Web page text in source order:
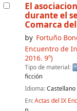
El
durante el
Comarca
by Fortuño
Encuentro de
2016. 9º)
Tipo de material:
ficción
Idioma:Castellano
En:Actas del IX